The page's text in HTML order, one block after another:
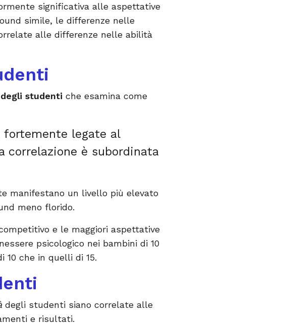
significativa alle aspettative
simile, le differenze nelle
alle differenze nelle abilità
studenti che esamina come
legate al
correlazione è subordinata
manifestano un livello più elevato
meno florido.
e le maggiori aspettative
psicologico nei bambini di 10
che in quelli di 15.
degli studenti siano correlate alle
e risultati.